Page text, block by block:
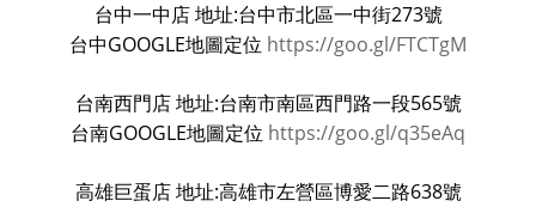
台中一中店 地址:台中市北區一中街273號
台中GOOGLE地圖定位 https://goo.gl/FTCTgM
台南西門店 地址:台南市南區西門路一段565號
台南GOOGLE地圖定位 https://goo.gl/q35eAq
高雄巨蛋店 地址:高雄市左營區博愛二路638號